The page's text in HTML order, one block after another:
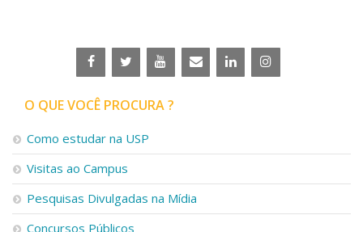
Linhas de Pesquisa
Centros, Núcleos e Projetos em Rede
Iniciação Científica
Empresas Juniores
Extensão à Comunidade
Projetos, Programas e Cursos
Artes, Cultura e Esportes
Museus e Espaços Interativos
O QUE VOCÊ PROCURA ?
Como estudar na USP
Visitas ao Campus
Pesquisas Divulgadas na Mídia
Concursos Públicos